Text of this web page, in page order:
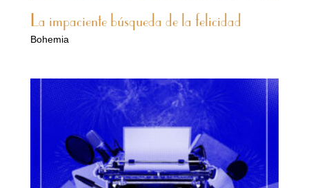
La impaciente búsqueda de la felicidad
Bohemia